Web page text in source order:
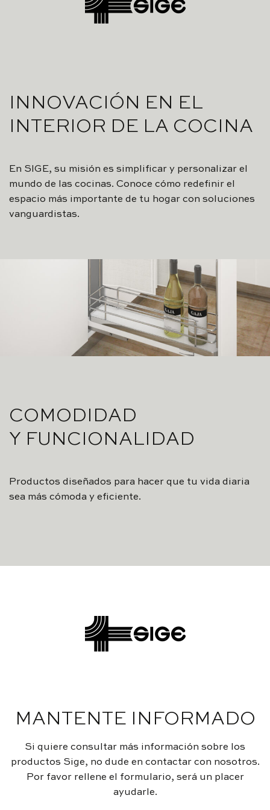
INNOVACIÓN EN EL
INTERIOR DE LA COCINA
En SIGE, su misión es simplificar y personalizar el
mundo de las cocinas. Conoce cómo redefinir el
espacio más importante de tu hogar con soluciones
vanguardistas.
COMODIDAD
Y FUNCIONALIDAD
Productos diseñados para hacer que tu vida diaria
sea más cómoda y eficiente.
MANTENTE INFORMADO
Si quiere consultar más información sobre los
productos Sige, no dude en contactar con nosotros.
Por favor rellene el formulario, será un placer
ayudarle.